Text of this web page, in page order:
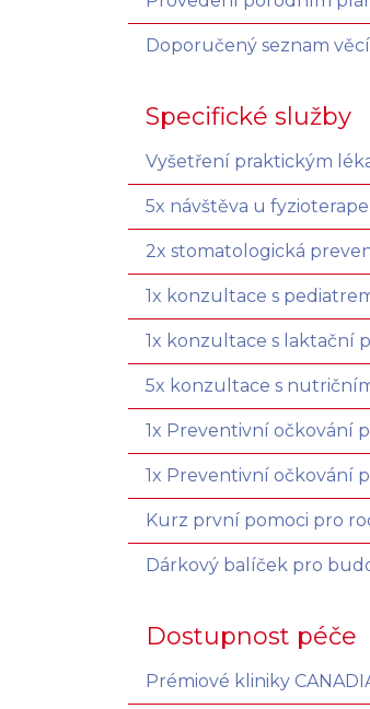
Doporučený seznam
Specifické služby
Vyšetření praktickým
5x návštěva u
2x stomatologická
1x konzultace s
1x konzultace s laktační
5x konzultace s
1x Preventivní očkování
1x Preventivní očkování
Kurz první pomoci pro
Dárkový balíček pro
Dostupnost péče
Prémiové kliniky